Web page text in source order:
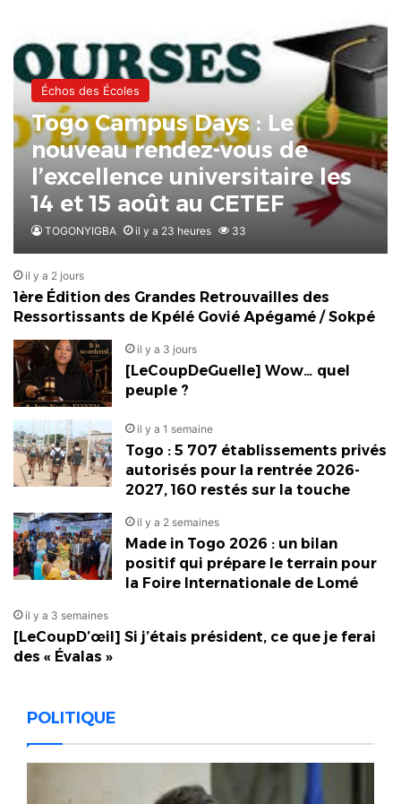
Échos des Écoles
Togo Campus Days : Le
nouveau rendez-vous de
l’excellence universitaire les
14 et 15 août au CETEF
TOGONYIGBA il y a 23 heures 33
il y a 2 jours
1ère Édition des Grandes Retrouvailles des
Ressortissants de Kpélé Govié Apégamé / Sokpé
il y a 3 jours
[LeCoupDeGuelle] Wow… quel
peuple ?
il y a 1 semaine
Togo : 5 707 établissements privés
autorisés pour la rentrée 2026-
2027, 160 restés sur la touche
il y a 2 semaines
Made in Togo 2026 : un bilan
positif qui prépare le terrain pour
la Foire Internationale de Lomé
il y a 3 semaines
[LeCoupD’œil] Si j’étais président, ce que je ferai
des « Évalas »
POLITIQUE